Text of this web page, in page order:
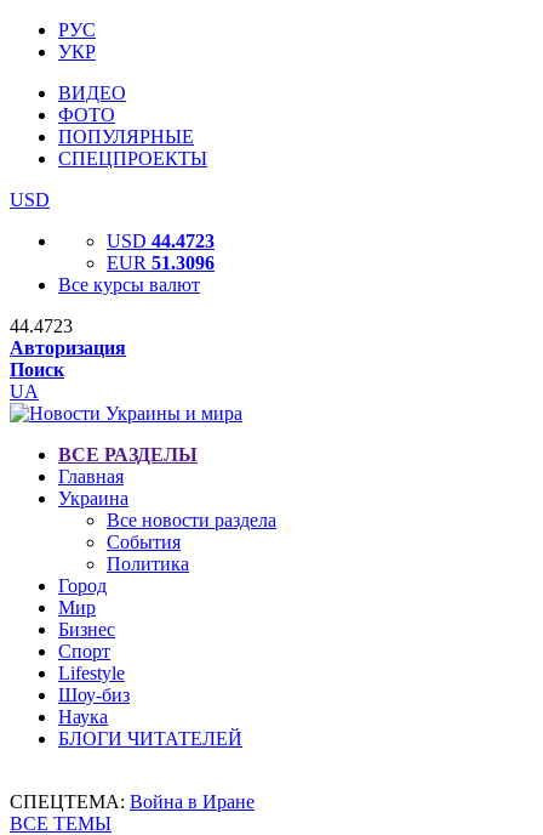
РУС
УКР
ВИДЕО
ФОТО
ПОПУЛЯРНЫЕ
СПЕЦПРОЕКТЫ
USD
USD 44.4723
EUR 51.3096
Все курсы валют
44.4723
Авторизация
Поиск
UA
ВСЕ РАЗДЕЛЫ
Главная
Украина
Все новости раздела
События
Политика
Город
Мир
Бизнес
Спорт
Lifestyle
Шоу-биз
Наука
БЛОГИ ЧИТАТЕЛЕЙ
СПЕЦТЕМА: Война в Иране
ВСЕ ТЕМЫ